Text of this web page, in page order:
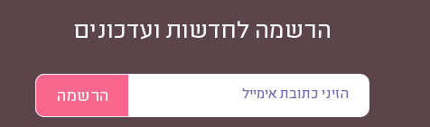
הרשמה לחדשות ועדכונים